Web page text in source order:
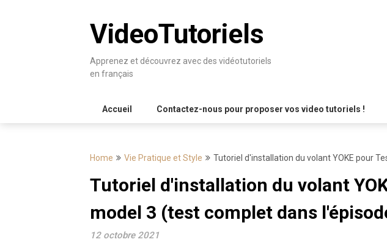
VideoTutoriels
Apprenez et découvrez avec des vidéotutoriels
en français
Accueil Contactez-nous pour proposer vos video tutoriels !
Home Vie Pratique et Style Tutoriel d'installation du volant YOKE pour
Tutoriel d'installation du volant
model 3 (test complet dans
12 octobre 2021